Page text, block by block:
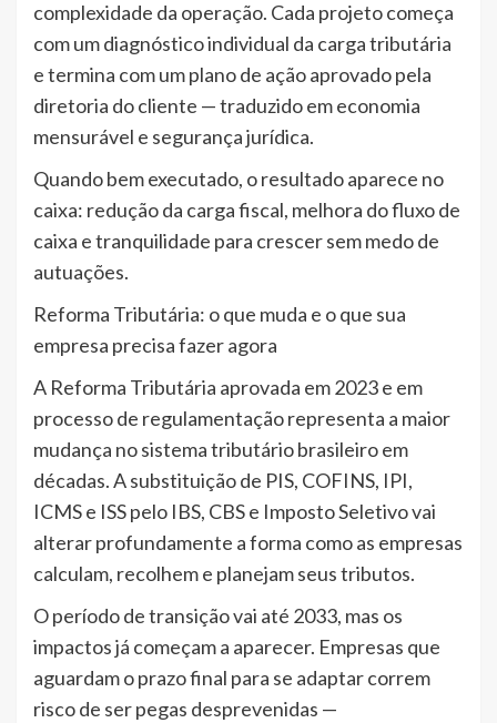
complexidade da operação. Cada projeto começa
com um diagnóstico individual da carga tributária
e termina com um plano de ação aprovado pela
diretoria do cliente — traduzido em economia
mensurável e segurança jurídica.
Quando bem executado, o resultado aparece no
caixa: redução da carga fiscal, melhora do fluxo de
caixa e tranquilidade para crescer sem medo de
autuações.
Reforma Tributária: o que muda e o que sua
empresa precisa fazer agora
A Reforma Tributária aprovada em 2023 e em
processo de regulamentação representa a maior
mudança no sistema tributário brasileiro em
décadas. A substituição de PIS, COFINS, IPI,
ICMS e ISS pelo IBS, CBS e Imposto Seletivo vai
alterar profundamente a forma como as empresas
calculam, recolhem e planejam seus tributos.
O período de transição vai até 2033, mas os
impactos já começam a aparecer. Empresas que
aguardam o prazo final para se adaptar correm
risco de ser pegas desprevenidas —